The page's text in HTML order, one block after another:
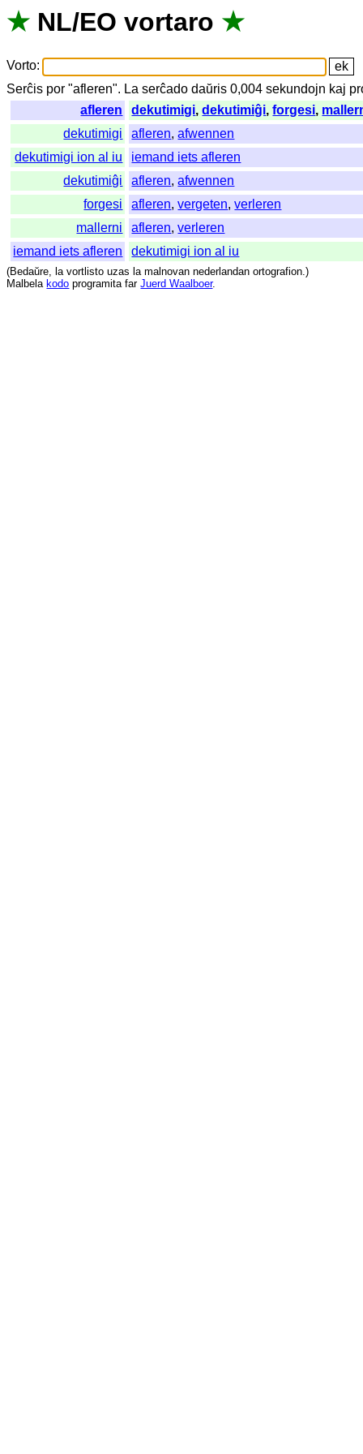
★ NL/EO vortaro ★
Vorto:
Serĉis por "afleren". La serĉado daŭris 0,004sekundojn kaj
afleren
dekutimigi,dekutimiĝi,forgesi,
dekutimigi
afleren,afwennen
dekutimigi ion al iu
iemand iets afleren
dekutimiĝi
afleren,afwennen
forgesi
afleren,vergeten,verleren
mallerni
afleren,verleren
iemand iets afleren
dekutimigi ion al iu
(Bedaŭre, la vortlisto uzas la malnovan nederlandan ortografion.)
Malbela kodo programita far Juerd Waalboer.